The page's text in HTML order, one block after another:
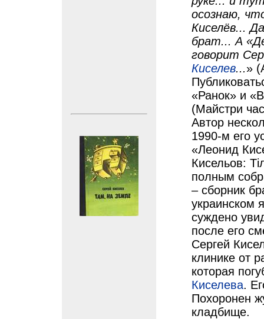
осознаю,
Киселёв...
брат... А
говорит
Киселев...»
«Ранок» и
(Майстри
Автор
1990-м его
«Леонид
Кисельов:
полным
– сборник
украинском
суждено
после его
Сергей
клинике от
которая
Киселева.
Похоронен
кладбище.